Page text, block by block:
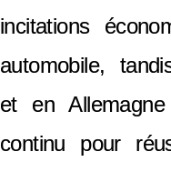
incitations
automobile,
et en
continu pour